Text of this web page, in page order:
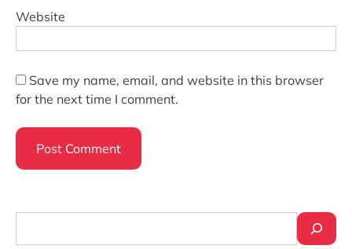
Website
Save my name, email, and website in this browser
for the next time I comment.